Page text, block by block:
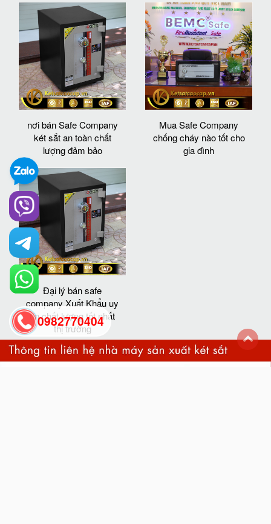
nơi bán Safe Company
két sắt an toàn chất
lượng đảm bảo
Mua Safe Company
chống cháy nào tốt cho
gia đình
Đại lý bán safe
company Xuất Khẩu uy
tín chất lượng tốt nhất
thị trường
0982770404
back